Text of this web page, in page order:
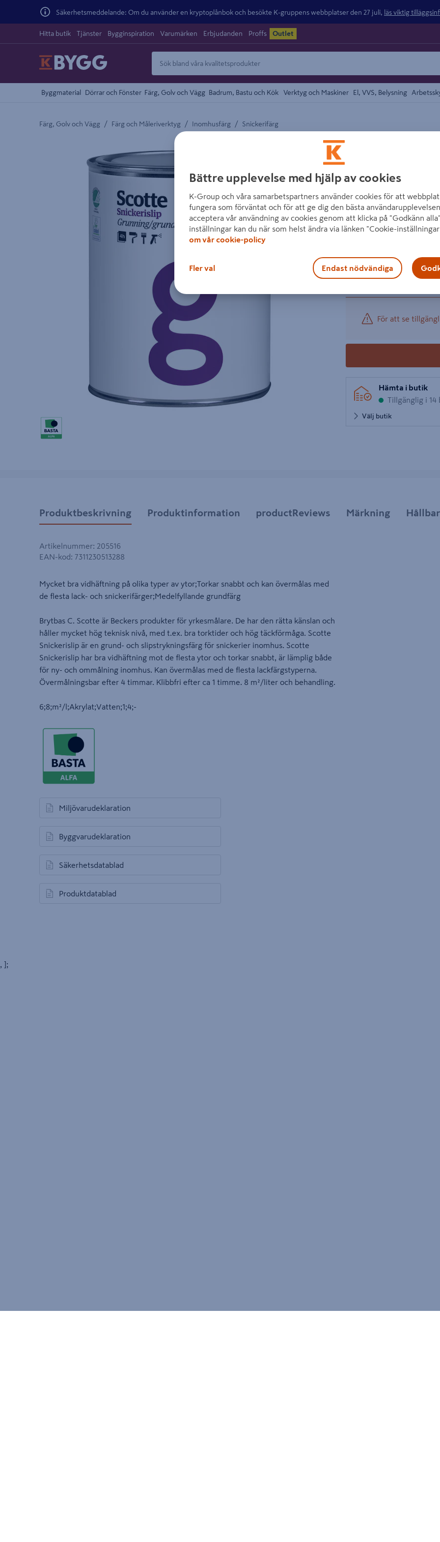
Säkerhetsmeddelande: Om du använder en kryptoplånbok och besökte K-gruppens webbplatser den 27 juli, läs viktig
Hitta butik Tjänster Bygginspiration Varumärken Erbjudanden Proffs Outlet
Byggmaterial Dörrar och Fönster Färg, Golv och Vägg Badrum, Bastu och Kök Verktyg och Maskiner El, VVS, Belysning
Färg, Golv och Vägg / Färg och Måleriverktyg / Inomhusfärg / Snickerifärg
Detaljerad beskrivning finns i produktbeskrivningsområdet
Artikelnummer:
Grunda med en färg som
Måla slipade ytor med
Visa mer
229 kr / ST
1
−
Antal
För att se
Hämta i butik
Tillgänglig i 14
Välj butik
Produktbeskrivning Produktinformation productReviews Märkning
Artikelnummer: 205516
EAN-kod: 7311230513288
Mycket bra vidhäftning på olika typer av ytor;Torkar snabbt och kan övermålas med
de flesta lack- och snickerifärger;Medelfyllande grundfärg
Brytbas C. Scotte är Beckers produkter för yrkesmålare. De har den rätta känslan och
håller mycket hög teknisk nivå, med t.ex. bra torktider och hög täckförmåga. Scotte
Snickerislip är en grund- och slipstrykningsfärg för snickerier inomhus. Scotte
Snickerislip har bra vidhäftning mot de flesta ytor och torkar snabbt, är lämplig både
för ny- och ommålning inomhus. Kan övermålas med de flesta lackfärgstyperna.
Övermålningsbar efter 4 timmar. Klibbfri efter ca 1 timme. 8 m²/liter och behandling.
6;8;m²/l;Akrylat;Vatten;1;4;-
Miljövarudeklaration
öppnas i en ny flik
Byggvarudeklaration
öppnas i en ny flik
Säkerhetsdatablad
öppnas i en ny flik
Produktdatablad
öppnas i en ny flik
, ];
Bättre upplevelse med hjälp av cookies
K-Group och våra samarbetspartners använder cookies för att
fungera som förväntat och för att ge dig den bästa
acceptera vår användning av cookies genom att klicka på "Godkänn
inställningar kan du när som helst ändra via länken "Cookie-
om vår cookie-policy
Fler val Endast nödvändiga